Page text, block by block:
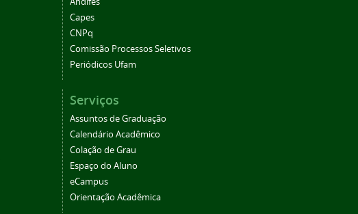
Capes
CNPq
Comissão Processos Seletivos
Periódicos Ufam
Serviços
Assuntos de Graduação
Calendário Acadêmico
Colação de Grau
Espaço do Aluno
eCampus
Orientação Acadêmica